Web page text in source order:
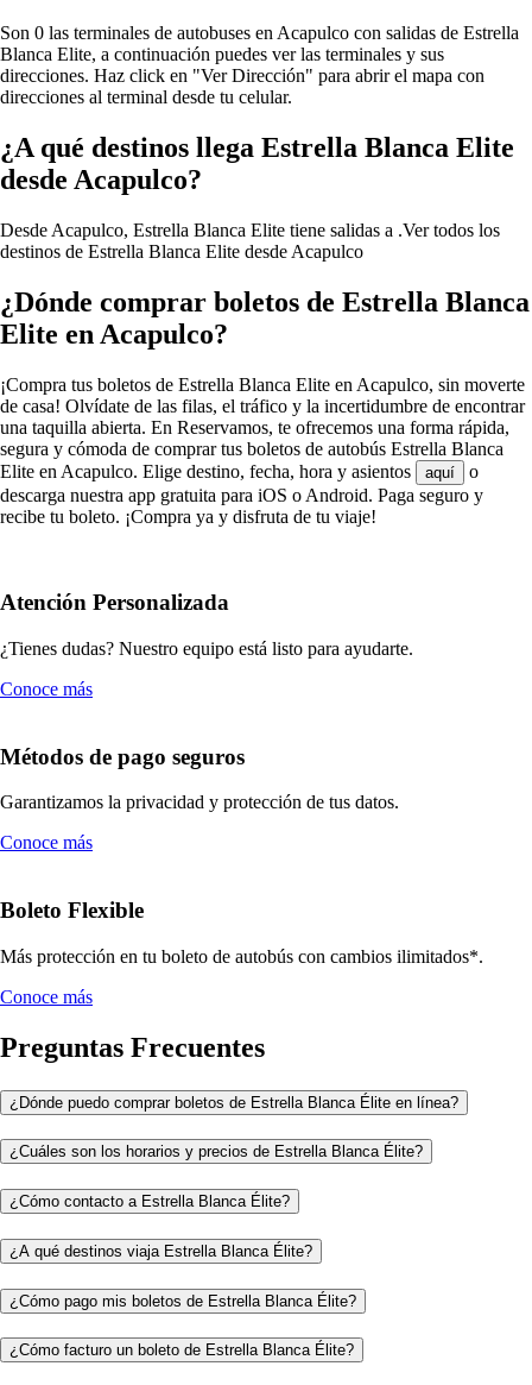
Son 0 las terminales de autobuses en Acapulco con salidas de Estrella
Blanca Elite, a continuación puedes ver las terminales y sus
direcciones. Haz click en "Ver Dirección" para abrir el mapa con
direcciones al terminal desde tu celular.
¿A qué destinos llega Estrella Blanca Elite
desde Acapulco?
Desde Acapulco, Estrella Blanca Elite tiene salidas a .Ver todos los
destinos de Estrella Blanca Elite desde Acapulco
¿Dónde comprar boletos de Estrella Blanca
Elite en Acapulco?
¡Compra tus boletos de Estrella Blanca Elite en Acapulco, sin moverte
de casa! Olvídate de las filas, el tráfico y la incertidumbre de encontrar
una taquilla abierta. En Reservamos, te ofrecemos una forma rápida,
segura y cómoda de comprar tus boletos de autobús Estrella Blanca
Elite en Acapulco. Elige destino, fecha, hora y asientos
aquí
o
descarga nuestra app gratuita para iOS o Android. Paga seguro y
recibe tu boleto. ¡Compra ya y disfruta de tu viaje!
Atención Personalizada
¿Tienes dudas? Nuestro equipo está listo para ayudarte.
Conoce más
Métodos de pago seguros
Garantizamos la privacidad y protección de tus datos.
Conoce más
Boleto Flexible
Más protección en tu boleto de autobús con cambios ilimitados*.
Conoce más
Preguntas Frecuentes
¿Dónde puedo comprar boletos de Estrella Blanca Élite en línea?
¿Cuáles son los horarios y precios de Estrella Blanca Élite?
¿Cómo contacto a Estrella Blanca Élite?
¿A qué destinos viaja Estrella Blanca Élite?
¿Cómo pago mis boletos de Estrella Blanca Élite?
¿Cómo facturo un boleto de Estrella Blanca Élite?